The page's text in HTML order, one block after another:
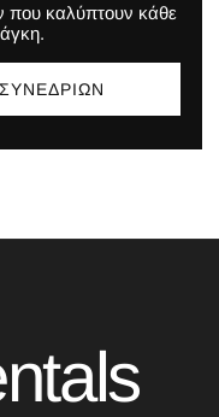
που καλύπτουν κάθε